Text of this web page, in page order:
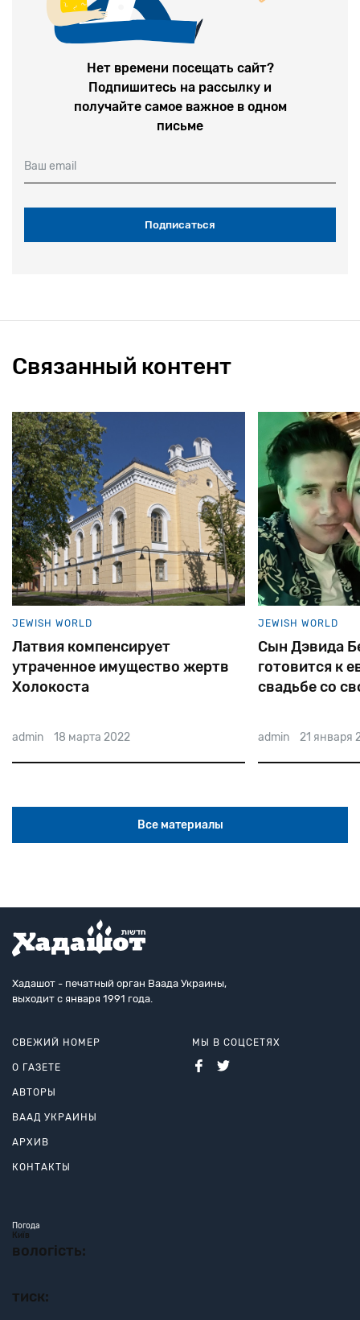
Нет времени посещать сайт?
Подпишитесь на рассылку и
получайте самое важное в одном
письме
Ваш email
Связанный контент
JEWISH WORLD
Латвия компенсирует
утраченное имущество жертв
Холокоста
admin 18 марта 2022
JEWISH WORLD
Сын Дэвида
готовится к
свадьбе со
admin 21 января
Все материалы
Хадашот - печатный орган Ваада Украины,
выходит с января 1991 года.
СВЕЖИЙ НОМЕР
О ГАЗЕТЕ
АВТОРЫ
ВААД УКРАИНЫ
АРХИВ
КОНТАКТЫ
МЫ В СОЦСЕТЯХ
Погода
Київ
вологість:
тиск: